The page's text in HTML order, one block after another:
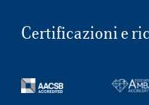
Certificazioni e